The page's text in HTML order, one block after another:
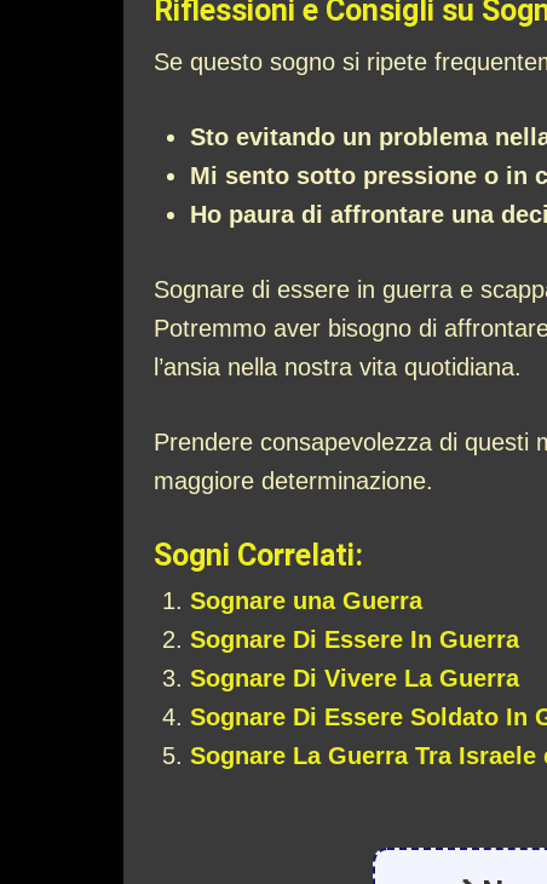
Riflessioni e Consigli su
Se questo sogno si ripete
Sto evitando un problema
Mi sento sotto pressione o in
Ho paura di affrontare una
Sognare di essere in guerra e
Potremmo aver bisogno di
l’ansia nella nostra vita quotidiana.
Prendere consapevolezza di questi
maggiore determinazione.
Sogni Correlati:
Sognare una Guerra
Sognare Di Essere In Guerra
Sognare Di Vivere La Guerra
Sognare Di Essere Soldato In
Sognare La Guerra Tra Israele